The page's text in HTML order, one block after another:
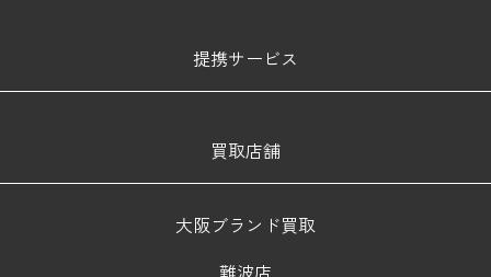
提携サービス
買取店舗
大阪ブランド買取
難波店